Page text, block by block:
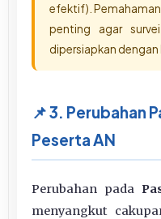
efektif).
penting agar
dipersiapkan dengan
📌 3. Perubahan
Peserta AN
Perubahan pada
menyangkut